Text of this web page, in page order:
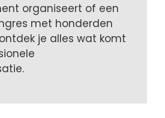
organiseert of een
met honderden
je alles wat komt